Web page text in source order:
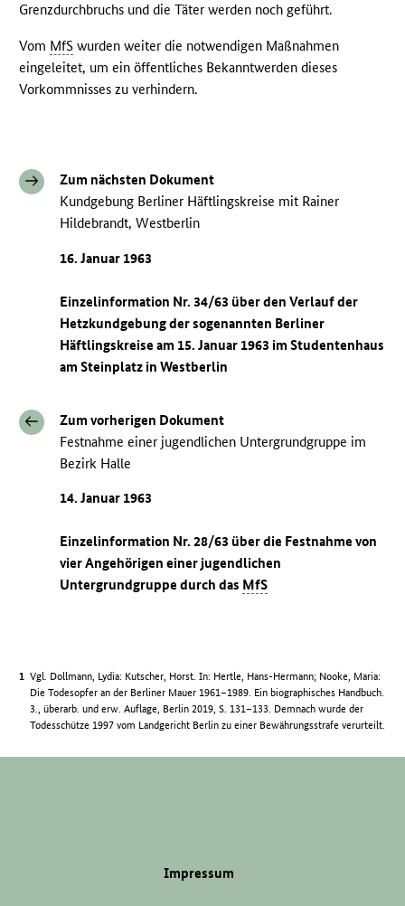
Grenzdurchbruchs und die Täter werden noch geführt.
Vom MfS wurden weiter die notwendigen Maßnahmen
eingeleitet, um ein öffentliches Bekanntwerden dieses
Vorkommnisses zu verhindern.
Zum nächsten Dokument
Kundgebung Berliner Häftlingskreise mit Rainer
Hildebrandt, Westberlin
16. Januar 1963
Einzelinformation Nr. 34/63 über den Verlauf der
Hetzkundgebung der sogenannten Berliner
Häftlingskreise am 15. Januar 1963 im Studentenhaus
am Steinplatz in Westberlin
Zum vorherigen Dokument
Festnahme einer jugendlichen Untergrundgruppe im
Bezirk Halle
14. Januar 1963
Einzelinformation Nr. 28/63 über die Festnahme von
vier Angehörigen einer jugendlichen
Untergrundgruppe durch das MfS
Vgl. Dollmann, Lydia: Kutscher, Horst. In: Hertle, Hans-Hermann; Nooke, Maria:
Die Todesopfer an der Berliner Mauer 1961–1989. Ein biographisches Handbuch.
3., überarb. und erw. Auflage, Berlin 2019, S. 131–133. Demnach wurde der
Todesschütze 1997 vom Landgericht Berlin zu einer Bewährungsstrafe verurteilt.
Impressum